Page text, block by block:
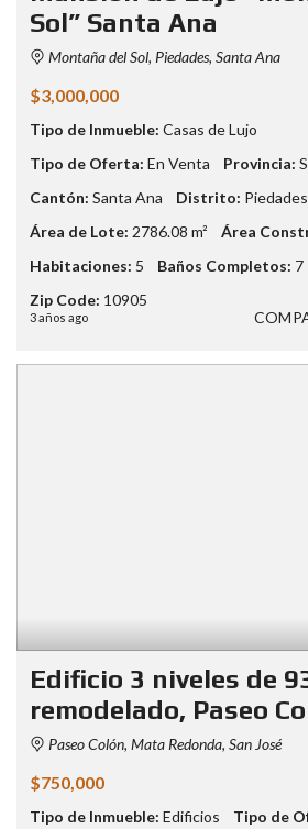
Sol” Santa Ana
Montaña del Sol, Piedades, Santa Ana
$3,000,000
Tipo de Inmueble: Casas de Lujo
Tipo de Oferta: En Venta Provincia:
Cantón: Santa Ana Distrito: Piedades
Área de Lote: 2786.08 m² Área
Habitaciones: 5 Baños Completos: 7
Zip Code: 10905
3 años ago
Edificio 3 niveles de
remodelado, Paseo
Paseo Colón, Mata Redonda, San José
$750,000
Tipo de Inmueble: Edificios Tipo de